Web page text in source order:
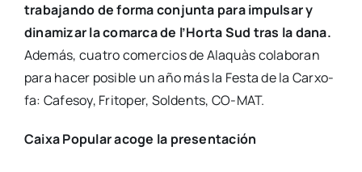
tra­ba­jan­do de for­ma con­jun­ta para impul­sar y
dina­mi­zar la comar­ca de l’Horta Sud tras la dana.
Ade­más, cua­tro comer­cios de Ala­quàs cola­bo­ran
para hacer posi­ble un año más la Fes­ta de la Car­xo­
fa: Cafe­soy, Fri­to­per, Sol­dents, CO-MAT.
Cai­xa Popu­lar aco­ge la pre­sen­ta­ción